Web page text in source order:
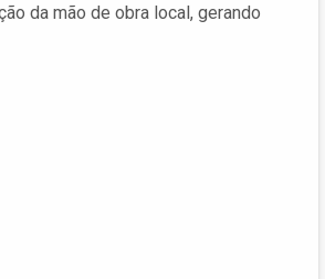
da mão de obra local, gerando